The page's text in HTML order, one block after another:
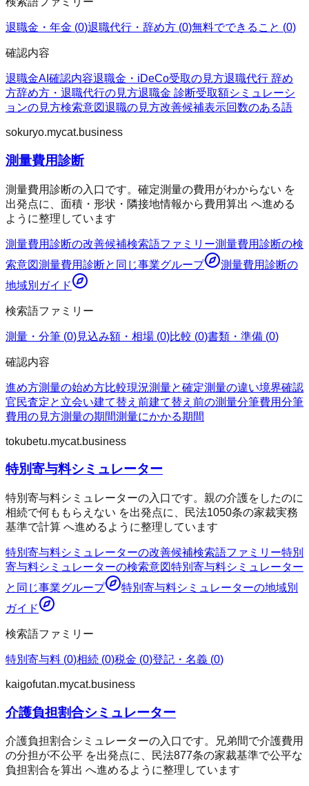
退職金・年金 (0)退職代行・辞め方 (0)無料でできること (0)
確認内容
退職金AI 確認内容退職金・iDeCo受取の見方退職代行 辞め
方辞め方・退職代行の見方退職金 診断受取額シミュレーシ
ョンの見方検索意図退職の見方改善候補表示回数のある語
sokuryo.mycat.business
測量費用診断
測量費用診断の入口です。確定測量の費用がわからない を
出発点に、面積・形状・隣接地情報から費用算出 へ進める
ように整理しています
測量費用診断の改善候補検索語ファミリー測量費用診断の検
索意図測量費用診断と同じ事業グループ 測量費用診断の
地域別ガイド
検索語ファミリー
測量・分筆 (0)見込み額・相場 (0)比較 (0)書類・準備 (0)
確認内容
進め方測量の始め方比較現況測量と確定測量の違い境界確認
官民査定と立会い建て替え前建て替え前の測量分筆費用分筆
費用の見方測量の期間測量にかかる期間
tokubetu.mycat.business
特別寄与料シミュレーター
特別寄与料シミュレーターの入口です。親の介護をしたのに
相続で何ももらえない を出発点に、民法1050条の家裁実務
基準で計算 へ進めるように整理しています
特別寄与料シミュレーターの改善候補検索語ファミリー特別
寄与料シミュレーターの検索意図特別寄与料シミュレーター
と同じ事業グループ
特別寄与料シミュレーターの地域別
ガイド
検索語ファミリー
特別寄与料 (0)相続 (0)税金 (0)登記・名義 (0)
kaigofutan.mycat.business
介護負担割合シミュレーター
介護負担割合シミュレーターの入口です。兄弟間で介護費用
の分担が不公平 を出発点に、民法877条の家裁基準で公平な
負担割合を算出 へ進めるように整理しています